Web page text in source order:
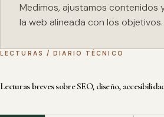
Medimos, ajustamos contenidos
la web alineada con los objetivos.
LECTURAS / DIARIO TÉCNICO
Lecturas breves sobre SEO, diseño,